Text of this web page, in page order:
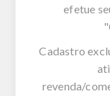
efetue
Cadastro
revenda/